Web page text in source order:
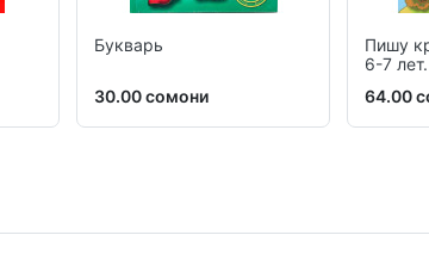
Букварь
30.00 сомони
Пишу
6-7
64.00